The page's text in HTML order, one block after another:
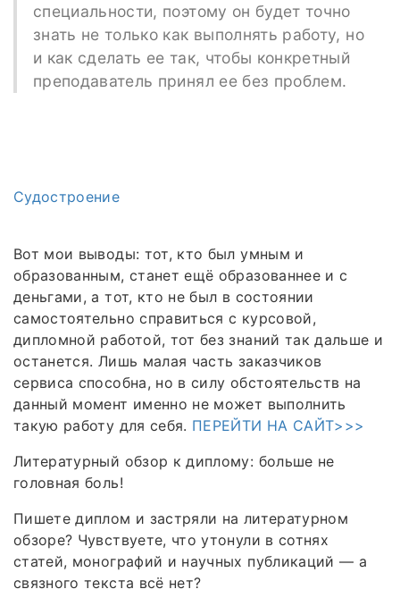
специальности, поэтому он будет точно
знать не только как выполнять работу, но
и как сделать ее так, чтобы конкретный
преподаватель принял ее без проблем.
Судостроение
Вот мои выводы: тот, кто был умным и
образованным, станет ещё образованнее и с
деньгами, а тот, кто не был в состоянии
самостоятельно справиться с курсовой,
дипломной работой, тот без знаний так дальше и
останется. Лишь малая часть заказчиков
сервиса способна, но в силу обстоятельств на
данный момент именно не может выполнить
такую работу для себя. ПЕРЕЙТИ НА САЙТ>>>
Литературный обзор к диплому: больше не
головная боль!
Пишете диплом и застряли на литературном
обзоре? Чувствуете, что утонули в сотнях
статей, монографий и научных публикаций — а
связного текста всё нет?